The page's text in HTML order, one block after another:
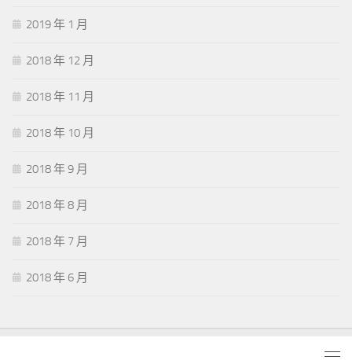
2019 年 1 月
2018 年 12 月
2018 年 11 月
2018 年 10 月
2018 年 9 月
2018 年 8 月
2018 年 7 月
2018 年 6 月